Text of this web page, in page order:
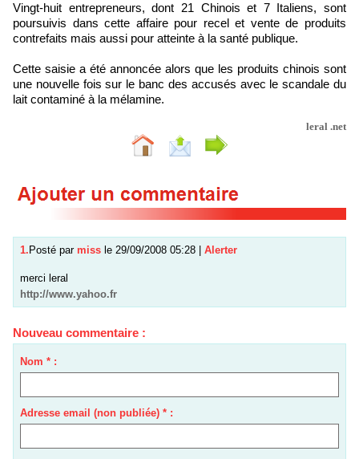
Vingt-huit entrepreneurs, dont 21 Chinois et 7 Italiens, sont
poursuivis dans cette affaire pour recel et vente de produits
contrefaits mais aussi pour atteinte à la santé publique.
Cette saisie a été annoncée alors que les produits chinois sont
une nouvelle fois sur le banc des accusés avec le scandale du
lait contaminé à la mélamine.
leral .net
1. Posté par miss le 29/09/2008 05:28 Alerter
merci leral
http://www.yahoo.fr
Nouveau commentaire :
Nom * :
Adresse email (non publiée) * :